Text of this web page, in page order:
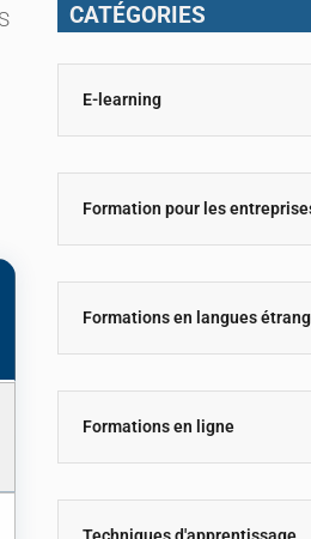
CATÉGORIES
E-learning
Formation pour les
Formations en langues
Formations en ligne